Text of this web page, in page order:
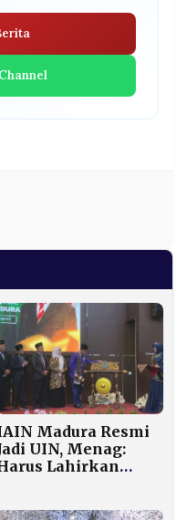
Madura Resmi
UIN, Menag:
Lahirkan